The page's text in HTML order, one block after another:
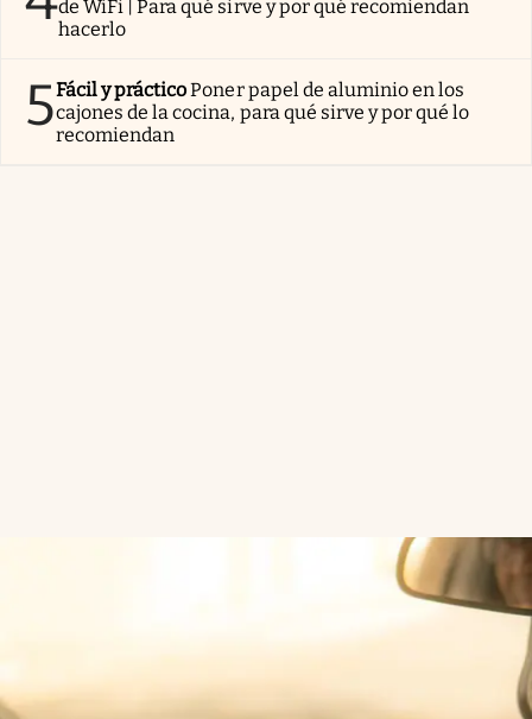
de WiFi | Para qué sirve y por qué recomiendan
hacerlo
5Fácil y prácticoPoner papel de aluminio en los
cajones de la cocina, para qué sirve y por qué lo
recomiendan